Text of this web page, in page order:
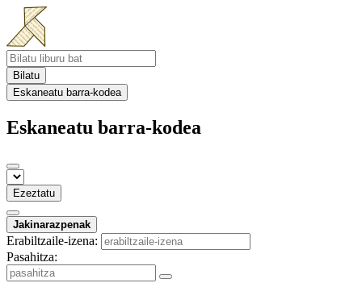
Bilatu
Eskaneatu barra-kodea
Eskaneatu barra-kodea
Ezeztatu
Jakinarazpenak
Erabiltzaile-izena:
Pasahitza: